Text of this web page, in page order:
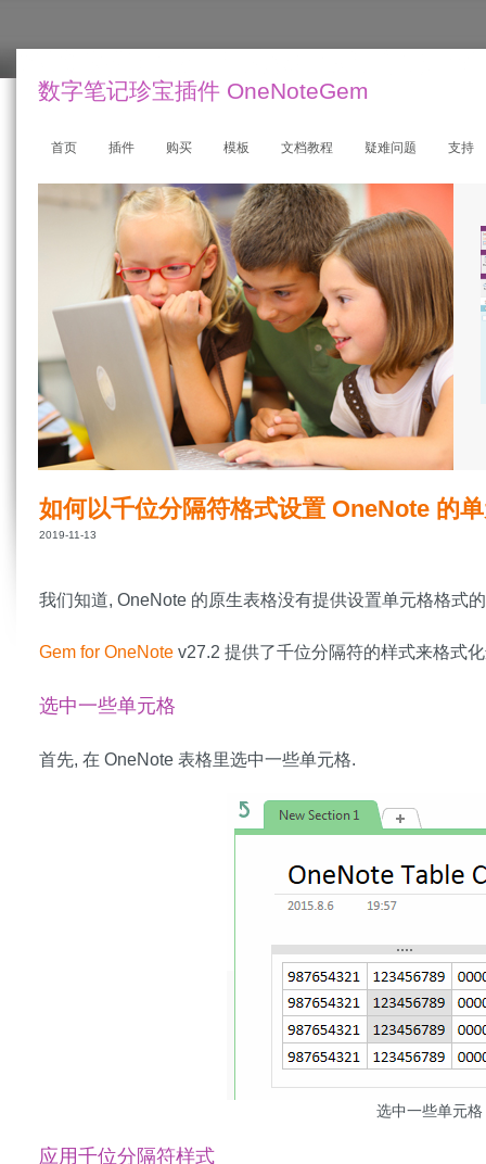
数字笔记珍宝插件 OneNoteGem
首页 插件 购买 模板 文档教程 疑难问题 支持
如何以千位分隔符格式设置 OneNote 的
2019-11-13
我们知道, OneNote 的原生表格没有提供设置单元格格式
Gem for OneNote v27.2 提供了千位分隔符的样式来格式
选中一些单元格
首先, 在 OneNote 表格里选中一些单元格.
选中一些单元格
应用千位分隔符样式